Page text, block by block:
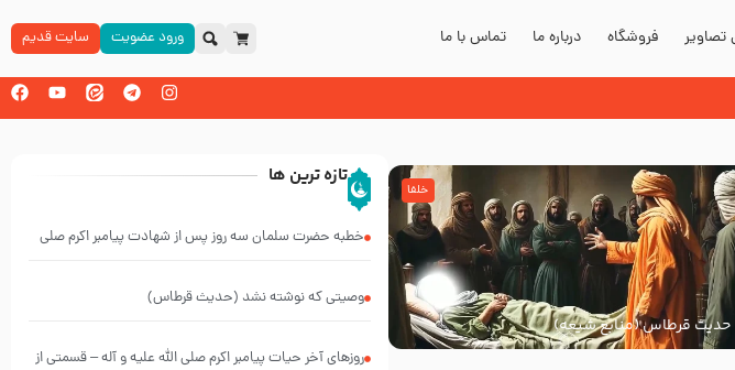
تصاویر فروشگاه درباره ما تماس با ما ورود عضویت سایت قدیم
حدیث قرطاس (منابع شیعه)
خلفا
تازه ترین ها
خطبه حضرت سلمان سه روز پس از شهادت پیامبر اکرم صلی
وصیتی که نوشته نشد (حدیث قرطاس)
روزهای آخر حیات پیامبر اکرم صلی الله علیه و آله – قسمتی از